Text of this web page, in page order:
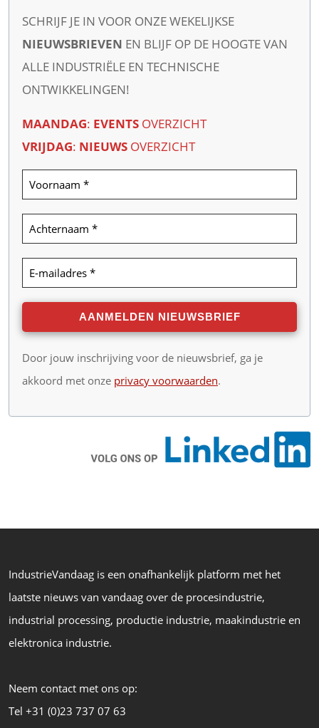
SCHRIJF JE IN VOOR ONZE WEKELIJKSE
NIEUWSBRIEVEN EN BLIJF OP DE HOOGTE VAN
ALLE INDUSTRIËLE EN TECHNISCHE
ONTWIKKELINGEN!
MAANDAG: EVENTS OVERZICHT
VRIJDAG: NIEUWS OVERZICHT
Door jouw inschrijving voor de nieuwsbrief, ga je
akkoord met onze privacy voorwaarden.
IndustrieVandaag is een onafhankelijk platform met het
laatste nieuws van vandaag over de procesindustrie,
industrial processing, productie industrie, maakindustrie en
elektronica industrie.
Neem contact met ons op:
Tel +31 (0)23 737 07 63